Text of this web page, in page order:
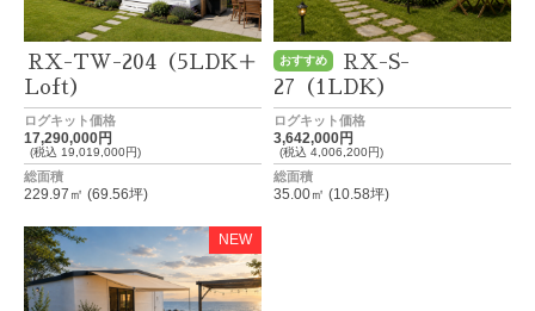
RX-TW-204（5LDK＋
Loft）
ログキット価格
17,290,000円
(税込 19,019,000円)
総面積
229.97㎡ (69.56坪)
おすすめ
RX-S-
27（1LDK）
ログキット価格
3,642,000円
(税込 4,006,200円)
総面積
35.00㎡ (10.58坪)
NEW